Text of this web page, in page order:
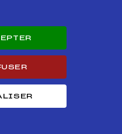
SKI
DE